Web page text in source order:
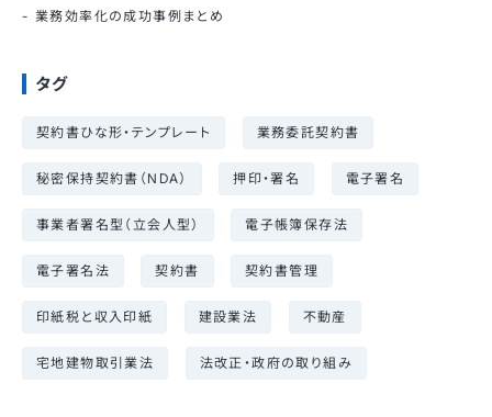
業務効率化の成功事例まとめ
タグ
契約書ひな形・テンプレート 業務委託契約書
秘密保持契約書（NDA） 押印・署名 電子署名
事業者署名型（立会人型） 電子帳簿保存法
電子署名法 契約書 契約書管理
印紙税と収入印紙 建設業法 不動産
宅地建物取引業法 法改正・政府の取り組み